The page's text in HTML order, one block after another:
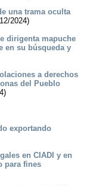
una trama oculta
2024)
dirigenta mapuche
en su búsqueda y
a derechos
del Pueblo
exportando
en CIADI y en
para fines